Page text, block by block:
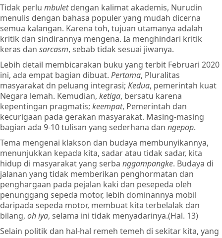
Rp65.000.adalah:
Rp55.250.
Tidak perlu mbuletdengan kalimat akademis, Nurudin
menulis dengan bahasa populer yang mudah dicerna
semua kalangan. Karena toh, tujuan utamanya adalah
kritik dan sindirannya mengena. Ia menghindari kritik
keras dan sarcasm, sebab tidak sesuai jiwanya.
Lebih detail membicarakan buku yang terbit Februari 2020
ini, ada empat bagian dibuat. Pertama, Pluralitas
masyarakat dn peluang integrasi; Kedua, pemerintah kuat
Negara lemah. Kemudian, ketiga, bersatu karena
kepentingan pragmatis; keempat, Pemerintah dan
kecurigaan pada gerakan masyarakat. Masing-masing
bagian ada 9-10 tulisan yang sederhana dan ngepop.
Tema mengenai klakson dan budaya membunyikannya,
menunjukkan kepada kita, sadar atau tidak sadar, kita
hidup di masyarakat yang serba nggampangke. Budaya di
jalanan yang tidak memberikan penghormatan dan
penghargaan pada pejalan kaki dan pesepeda oleh
penunggang sepeda motor, lebih dominannya mobil
daripada sepeda motor, membuat kita terbelalak dan
bilang, oh iya, selama ini tidak menyadarinya.(Hal. 13)
Selain politik dan hal-hal remeh temeh di sekitar kita, yang